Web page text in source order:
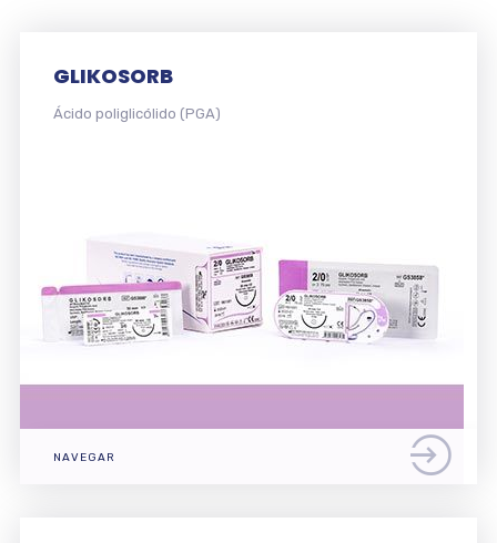
GLIKOSORB
Ácido poliglicólido (PGA)
NAVEGAR